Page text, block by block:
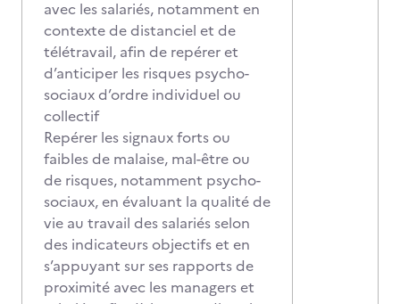
avec les salariés, notamment en
contexte de distanciel et de
télétravail, afin de repérer et
d’anticiper les risques psycho-
sociaux d’ordre individuel ou
collectif
Repérer les signaux forts ou
faibles de malaise, mal-être ou
de risques, notamment psycho-
sociaux, en évaluant la qualité de
vie au travail des salariés selon
des indicateurs objectifs et en
s’appuyant sur ses rapports de
proximité avec les managers et